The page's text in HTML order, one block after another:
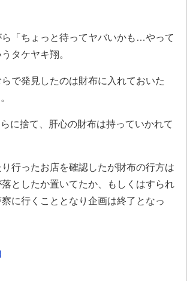
「ちょっと待ってヤバいかも…やって
タケヤキ翔。
で発見したのは財布に入れておいた
に捨て、肝心の財布は持っていかれて
行ったお店を確認したが財布の行方は
としたか置いてたか、もしくはすられ
に行くこととなり企画は終了となっ